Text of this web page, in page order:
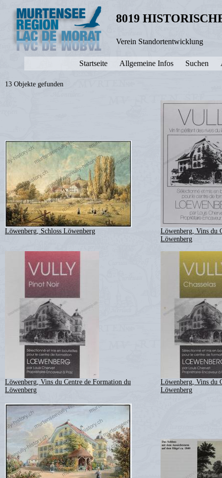
8019
Verein Standortentwicklung
Startseite Allgemeine Infos Suchen
13 Objekte gefunden
Löwenberg, Schloss Löwenberg
Löwenberg, Vins du
Löwenberg
Löwenberg, Vins du Centre de Formation du
Löwenberg
Löwenberg, Vins du
Löwenberg